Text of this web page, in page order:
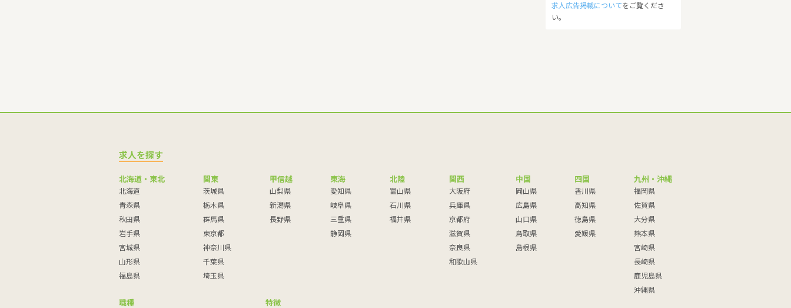
求人広告掲載についてをご覧くださ
い。
求人を探す
北海道・東北
北海道
青森県
秋田県
岩手県
宮城県
山形県
福島県
関東
茨城県
栃木県
群馬県
東京都
神奈川県
千葉県
埼玉県
甲信越
山梨県
新潟県
長野県
東海
愛知県
岐阜県
三重県
静岡県
北陸
富山県
石川県
福井県
関西
大阪府
兵庫県
京都府
滋賀県
奈良県
和歌山県
中国
岡山県
広島県
山口県
鳥取県
島根県
四国
香川県
高知県
徳島県
愛媛県
九州・沖縄
福岡県
佐賀県
大分県
熊本県
宮崎県
長崎県
鹿児島県
沖縄県
職種 特徴